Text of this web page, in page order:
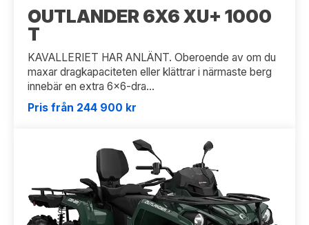
OUTLANDER 6X6 XU+ 1000
T
KAVALLERIET HAR ANLÄNT. Oberoende av om du
maxar dragkapaciteten eller klättrar i närmaste berg
innebär en extra 6x6-dra...
Pris från 244 900 kr